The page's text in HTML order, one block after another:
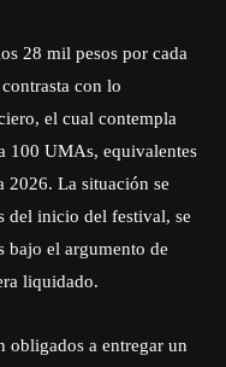
28 mil pesos por cada
con lo
el cual contempla
100 UMAs, equivalentes
2026. La situación se
del inicio del festival, se
bajo el argumento de
liquidado.
obligados a entregar un